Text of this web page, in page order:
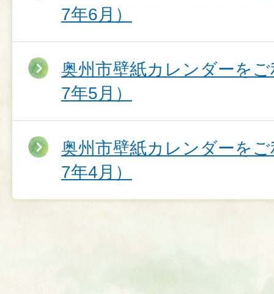
7年6月）
奥州市壁紙カレンダーを
7年5月）
奥州市壁紙カレンダーを
7年4月）